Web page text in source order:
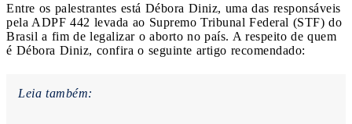
Entre os palestrantes está Débora Diniz, uma das responsáveis
pela ADPF 442 levada ao Supremo Tribunal Federal (STF) do
Brasil a fim de legalizar o aborto no país. A respeito de quem
é Débora Diniz, confira o seguinte artigo recomendado:
Leia também: